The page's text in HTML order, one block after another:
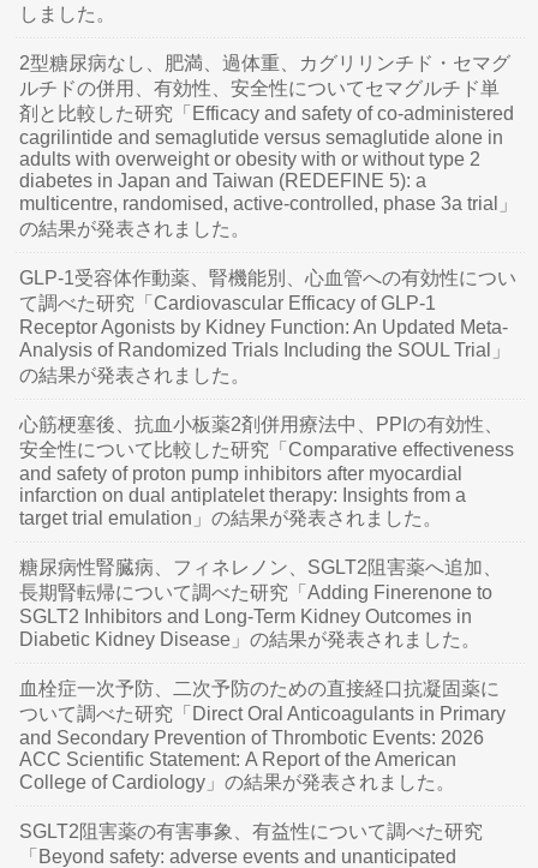
しました。
2型糖尿病なし、肥満、過体重、カグリリンチド・セマグ
ルチドの併用、有効性、安全性についてセマグルチド単
剤と比較した研究「Efficacy and safety of co-administered
cagrilintide and semaglutide versus semaglutide alone in
adults with overweight or obesity with or without type 2
diabetes in Japan and Taiwan (REDEFINE 5): a
multicentre, randomised, active-controlled, phase 3a trial」
の結果が発表されました。
GLP-1受容体作動薬、腎機能別、心血管への有効性につい
て調べた研究「Cardiovascular Efficacy of GLP-1
Receptor Agonists by Kidney Function: An Updated Meta-
Analysis of Randomized Trials Including the SOUL Trial」
の結果が発表されました。
心筋梗塞後、抗血小板薬2剤併用療法中、PPIの有効性、
安全性について比較した研究「Comparative effectiveness
and safety of proton pump inhibitors after myocardial
infarction on dual antiplatelet therapy: Insights from a
target trial emulation」の結果が発表されました。
糖尿病性腎臓病、フィネレノン、SGLT2阻害薬へ追加、
長期腎転帰について調べた研究「Adding Finerenone to
SGLT2 Inhibitors and Long-Term Kidney Outcomes in
Diabetic Kidney Disease」の結果が発表されました。
血栓症一次予防、二次予防のための直接経口抗凝固薬に
ついて調べた研究「Direct Oral Anticoagulants in Primary
and Secondary Prevention of Thrombotic Events: 2026
ACC Scientific Statement: A Report of the American
College of Cardiology」の結果が発表されました。
SGLT2阻害薬の有害事象、有益性について調べた研究
「Beyond safety: adverse events and unanticipated